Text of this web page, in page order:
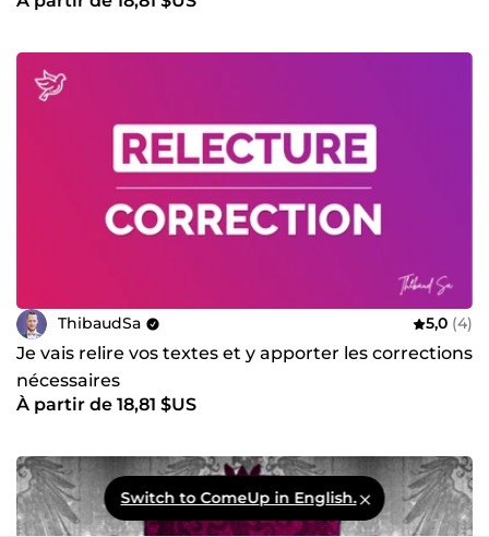
ThibaudSa 5,0 (4)
Je vais relire vos textes et y apporter les corrections
nécessaires
À partir de 18,81 $US
Switch to ComeUp in English.